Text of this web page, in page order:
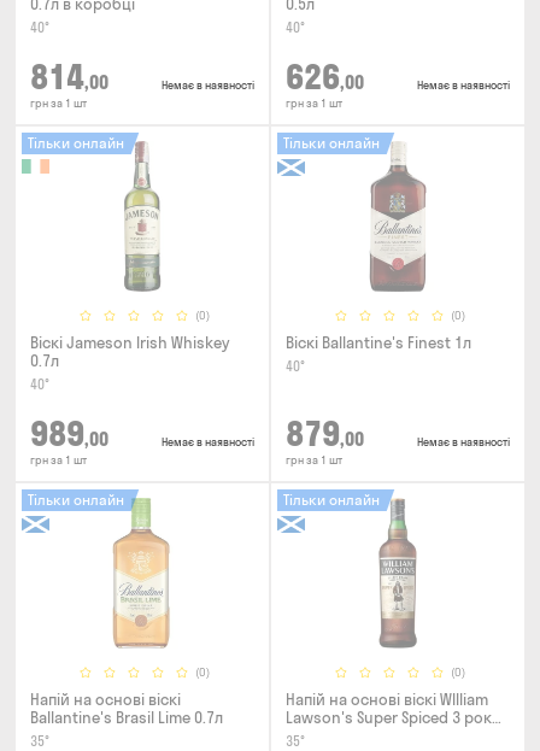
40°
814,00
грн за 1 шт
Немає в наявності
40°
626,00
грн за 1 шт
Немає в наявності
(0)
Тільки онлайн
Віскі Jameson Irish Whiskey
0.7л
40°
989,00
грн за 1 шт
Немає в наявності
(0)
Тільки онлайн
Віскі Ballantine's Finest 1л
40°
879,00
грн за 1 шт
Немає в наявності
(0)
Тільки онлайн
Напій на основі віскі
Ballantine's Brasil Lime 0.7л
35°
(0)
Тільки онлайн
Напій на основі віскі WIlliam
Lawson's Super Spiced 3 роки
0.7л
35°